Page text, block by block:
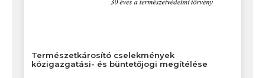
Természetkárosító cselekmények
közigazgatási- és büntetőjogi megítélése